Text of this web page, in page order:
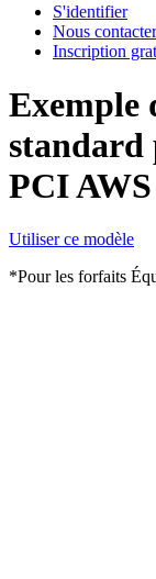
S'identifier
Nous contacter
Inscription
Exemple
standard
PCI AWS
Utiliser ce modèle
*Pour les forfaits